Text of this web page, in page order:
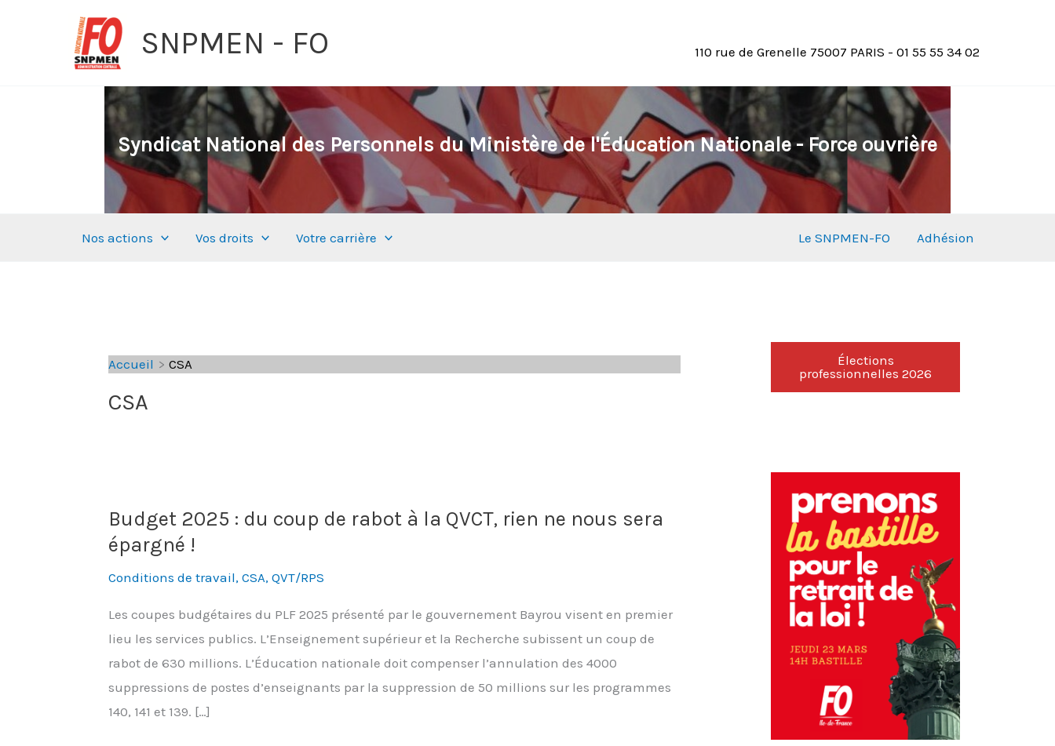
SNPMEN - FO 110 rue de Grenelle 75007 PARIS - 01 55 55 34 02
Syndicat National des Personnels du Ministère de l'Éducation Nationale - Force ouvrière
Nos actions Vos droits Votre carrière Le SNPMEN-FO Adhésion
Accueil CSA
CSA
Budget 2025 : du coup de rabot à la QVCT, rien ne nous sera
épargné !
Conditions de travail, CSA, QVT/RPS
Les coupes budgétaires du PLF 2025 présenté par le gouvernement Bayrou visent en premier
lieu les services publics. L’Enseignement supérieur et la Recherche subissent un coup de
rabot de 630 millions. L’Éducation nationale doit compenser l’annulation des 4000
suppressions de postes d’enseignants par la suppression de 50 millions sur les programmes
140, 141 et 139. […]
Élections
professionnelles 2026